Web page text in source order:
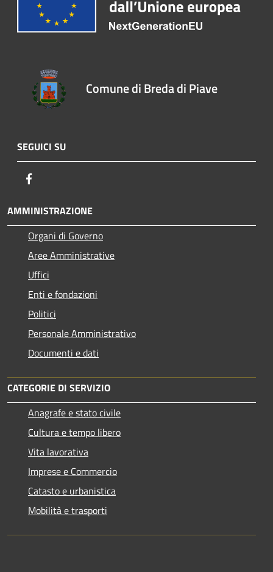
Comune di Breda di Piave
SEGUICI SU
AMMINISTRAZIONE
Organi di Governo
Aree Amministrative
Uffici
Enti e fondazioni
Politici
Personale Amministrativo
Documenti e dati
CATEGORIE DI SERVIZIO
Anagrafe e stato civile
Cultura e tempo libero
Vita lavorativa
Imprese e Commercio
Catasto e urbanistica
Mobilità e trasporti